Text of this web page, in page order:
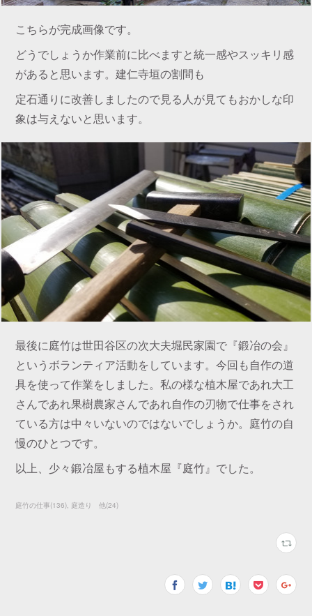
こちらが完成画像です。
どうでしょうか作業前に比べますと統一感やスッキリ感
があると思います。建仁寺垣の割間も
定石通りに改善しましたので見る人が見てもおかしな印
象は与えないと思います。
最後に庭竹は世田谷区の次大夫堀民家園で『鍛冶の会』
というボランティア活動をしています。今回も自作の道
具を使って作業をしました。私の様な植木屋であれ大工
さんであれ果樹農家さんであれ自作の刃物で仕事をされ
ている方は中々いないのではないでしょうか。庭竹の自
慢のひとつです。
以上、少々鍛冶屋もする植木屋『庭竹』でした。
庭竹の仕事(136) 庭造り 他(24)